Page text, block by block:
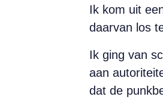
Ik kom uit
daarvan los
Ik ging van
aan
dat de